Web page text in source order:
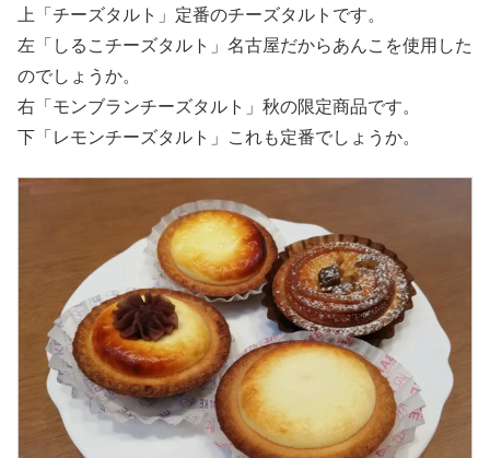
上「チーズタルト」定番のチーズタルトです。
左「しるこチーズタルト」名古屋だからあんこを使用した
のでしょうか。
右「モンブランチーズタルト」秋の限定商品です。
下「レモンチーズタルト」これも定番でしょうか。